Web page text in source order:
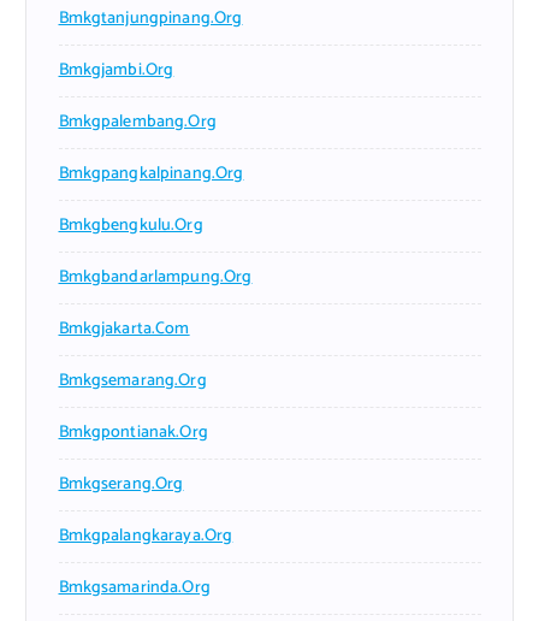
Bmkgtanjungpinang.org
Bmkgjambi.org
Bmkgpalembang.org
Bmkgpangkalpinang.org
Bmkgbengkulu.org
Bmkgbandarlampung.org
Bmkgjakarta.com
Bmkgsemarang.org
Bmkgpontianak.org
Bmkgserang.org
Bmkgpalangkaraya.org
Bmkgsamarinda.org